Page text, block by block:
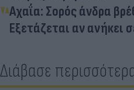
Αχαΐα: Σορός άνδρα
Εξετάζεται αν ανήκει
Διάβασε